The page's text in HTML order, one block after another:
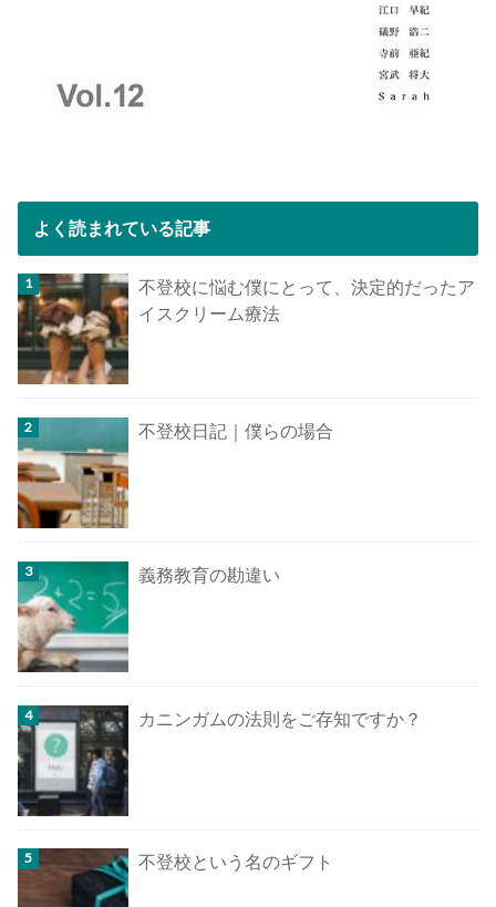
よく読まれている記事
不登校に悩む僕にとって、決定的だったア
イスクリーム療法
不登校日記｜僕らの場合
義務教育の勘違い
カニンガムの法則をご存知ですか？
不登校という名のギフト